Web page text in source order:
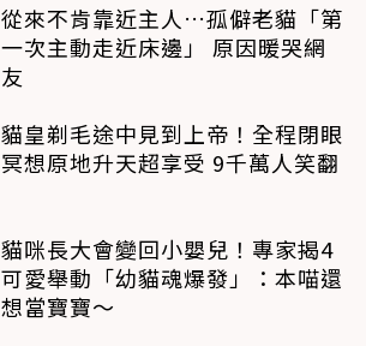
從來不肯靠近主人…孤僻老貓「第
一次主動走近床邊」 原因暖哭網
友
貓皇剃毛途中見到上帝！全程閉眼
冥想原地升天超享受 9千萬人笑翻
貓咪長大會變回小嬰兒！專家揭4
可愛舉動「幼貓魂爆發」：本喵還
想當寶寶～